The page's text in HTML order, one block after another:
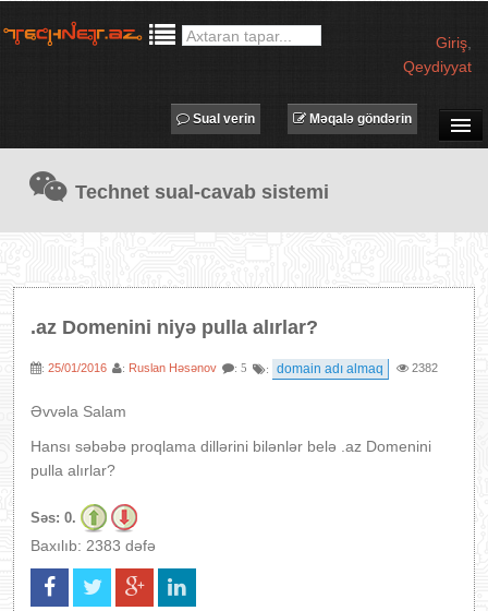
Giriş
Qeydiyyat
TECHNET TV
MƏQALƏLƏR
PROQRAMLAR
AVADANLIQLAR
XƏBƏRLƏR
Məqalə göndərin
Sual verin
Technet sual-cavab sistemi
.az Domenini niyə pulla alırlar?
: 25/01/2016 : Ruslan Həsənov : 5 : domain adı almaq 2382
Əvvəla Salam
Hansı səbəbə proqlama dillərini bilənlər belə .az Domenini
pulla alırlar?
Səs: 0.
Baxılıb: 2383 dəfə